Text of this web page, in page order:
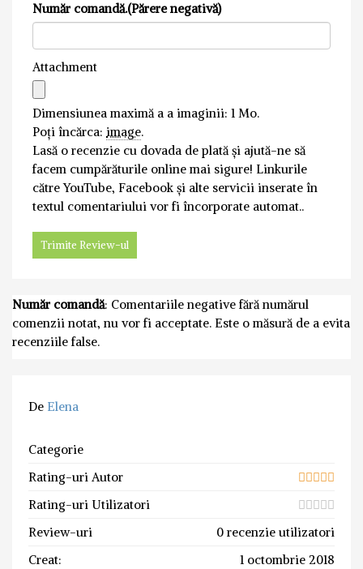
Număr comandă.(Părere negativă)
Attachment
Dimensiunea maximă a a imaginii: 1 Mo.
Poți încărca: image.
Lasă o recenzie cu dovada de plată și ajută-ne să
facem cumpărăturile online mai sigure! Linkurile
către YouTube, Facebook și alte servicii inserate în
textul comentariului vor fi încorporate automat..
Număr comandă: Comentariile negative fără numărul
comenzii notat, nu vor fi acceptate. Este o măsură de a evita
recenziile false.
De Elena
Categorie
Rating-uri Autor
Rating-uri Utilizatori
Review-uri
0 recenzie utilizatori
Creat:
1 octombrie 2018